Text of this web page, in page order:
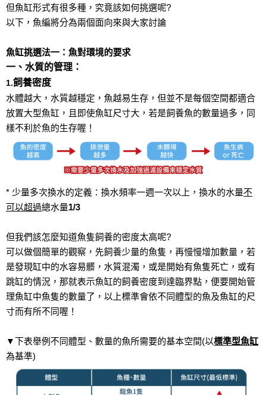
但魚缸形式有很多種，究竟該如何挑選呢?
以下，魚編將分為兩個面向來與大家討論
魚缸挑選法一：魚對環境的要求
一、水質的管理：
1.飼養密度
水體越大，水質越穩定，魚越易生存，但並不是每個空間都適合
放置大型魚缸，且即使魚缸尺寸大，若是飼養魚的數量過多，同
樣不利於魚的生存喔！
* 少量多次換水的定義：換水頻率一週一次以上，換水的水量不
可以超過總水量1/3
但我們該怎麼知道魚隻飼養的密度太高呢?
可以做個簡單的觀察，先飼養少量的魚隻，再慢慢增加數量，若
是發現缸中的水容易髒，水質混濁，或是開始有魚隻死亡，或有
跳缸的情況，那就表示魚缸的飼養密度到達臨界點，便要開始管
理魚缸中魚隻的數量了，以上標準會依不同體型的魚及魚缸的尺
寸而有所不同喔！
▼下表舉例不同體型、數量的魚所需要的基本空間(以標準型魚缸
為基準)